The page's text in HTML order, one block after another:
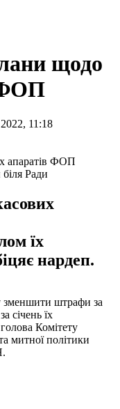
щодо
ФОП
11:18
Ради
їх
нардеп.
зменшити штрафи за
січень їх
Комітету
митної політики